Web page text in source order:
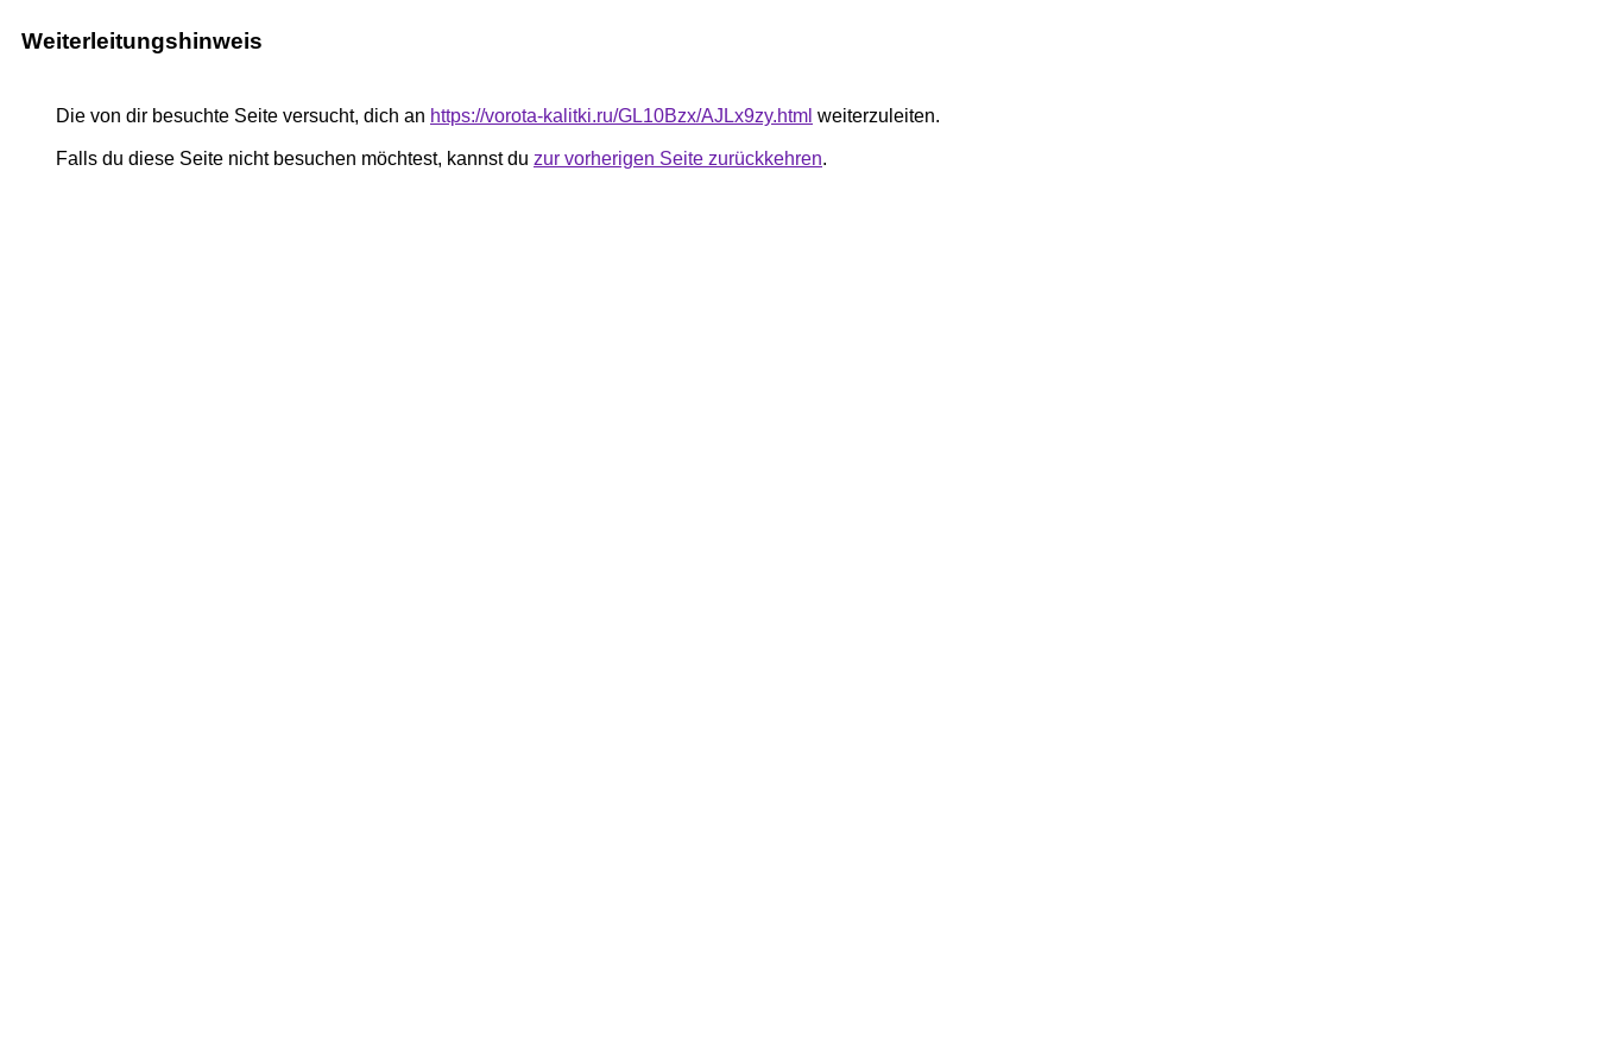
Weiterleitungshinweis
Die von dir besuchte Seite versucht, dich an https://vorota-kalitki.ru/GL10Bzx/AJLx9zy.html weiterzuleiten.
Falls du diese Seite nicht besuchen möchtest, kannst du zur vorherigen Seite zurückkehren.